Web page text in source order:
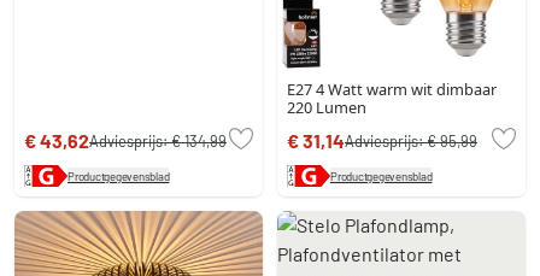
€ 43,62Adviesprijs:€ 134,99
Productgegevensblad
E27 4 Watt warm wit dimbaar
220 Lumen
€ 31,14Adviesprijs:€ 95,99
Productgegevensblad